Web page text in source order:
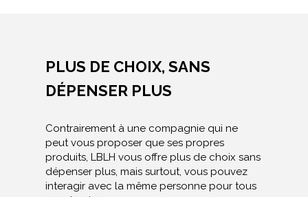
PLUS DE CHOIX, SANS
DÉPENSER PLUS
Contrairement à une compagnie qui ne
peut vous proposer que ses propres
produits, LBLH vous offre plus de choix sans
dépenser plus, mais surtout, vous pouvez
interagir avec la même personne pour tous